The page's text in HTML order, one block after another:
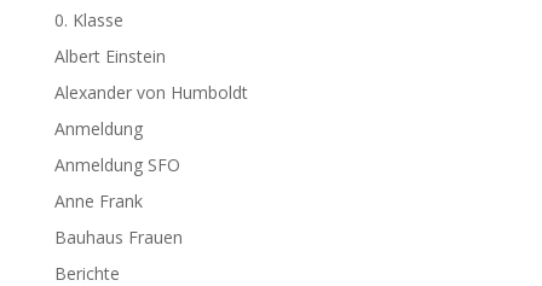
0. Klasse
Albert Einstein
Alexander von Humboldt
Anmeldung
Anmeldung SFO
Anne Frank
Bauhaus Frauen
Berichte